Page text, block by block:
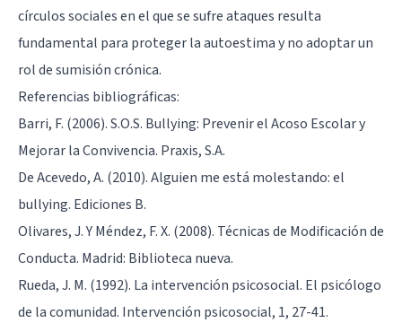
círculos sociales en el que se sufre ataques resulta
fundamental para proteger la autoestima y no adoptar un
rol de sumisión crónica.
Referencias bibliográficas:
Barri, F. (2006). S.O.S. Bullying: Prevenir el Acoso Escolar y
Mejorar la Convivencia. Praxis, S.A.
De Acevedo, A. (2010). Alguien me está molestando: el
bullying. Ediciones B.
Olivares, J. Y Méndez, F. X. (2008). Técnicas de Modificación de
Conducta. Madrid: Biblioteca nueva.
Rueda, J. M. (1992). La intervención psicosocial. El psicólogo
de la comunidad. Intervención psicosocial, 1, 27-41.